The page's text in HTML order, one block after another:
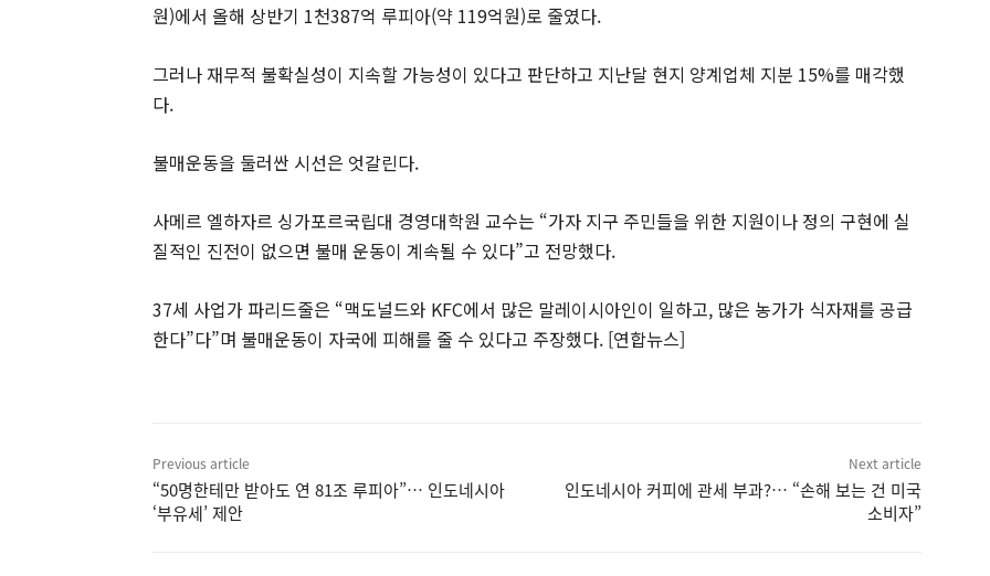
원)에서 올해 상반기 1천387억 루피아(약 119억원)로 줄였다.
그러나 재무적 불확실성이 지속할 가능성이 있다고 판단하고 지난달 현지 양계업체 지분 15%를 매각했
다.
불매운동을 둘러싼 시선은 엇갈린다.
사메르 엘하자르 싱가포르국립대 경영대학원 교수는 “가자 지구 주민들을 위한 지원이나 정의 구현에 실
질적인 진전이 없으면 불매 운동이 계속될 수 있다”고 전망했다.
37세 사업가 파리드줄은 “맥도널드와 KFC에서 많은 말레이시아인이 일하고, 많은 농가가 식자재를 공급
한다”다”며 불매운동이 자국에 피해를 줄 수 있다고 주장했다. [연합뉴스]
Previous article
“50명한테만 받아도 연 81조 루피아”… 인도네시아
‘부유세’ 제안
Next article
인도네시아 커피에 관세 부과?… “손해 보는 건 미국
소비자”